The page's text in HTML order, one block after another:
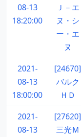
08-13
18:20:00
Ｊ－エ
ヌ・シ
ー・エ
ヌ
2021-
08-13
18:00:00
[24670]
バルク
ＨＤ
2021-
08-13
[27620]
三光Ｍ